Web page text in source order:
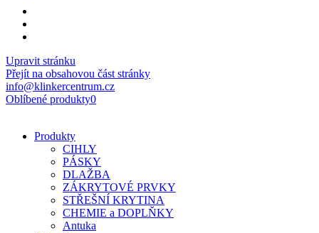
Upravit stránku
Přejít na obsahovou část stránky
info@klinkercentrum.cz
Oblíbené produkty0
Produkty
CIHLY
PÁSKY
DLAŽBA
ZÁKRYTOVÉ PRVKY
STŘEŠNÍ KRYTINA
CHEMIE a DOPLŇKY
Antuka